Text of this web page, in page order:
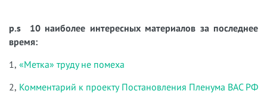
p.s 10 наиболее интересных материалов за последнее
время:
1, «Метка» труду не помеха
2, Комментарий к проекту Постановления Пленума ВАС РФ